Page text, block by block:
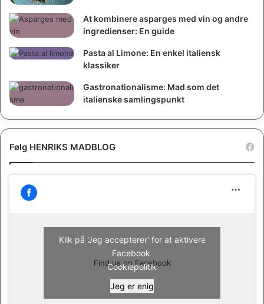
At kombinere asparges med vin og andre
ingredienser: En guide
Pasta al Limone: En enkel italiensk
klassiker
Gastronationalisme: Mad som det
italienske samlingspunkt
Følg HENRIKS MADBLOG
Find us on Facebook
Klik på 'Jeg accepterer' for at aktivere
Facebook
Cookiepolitik
Jeg er enig